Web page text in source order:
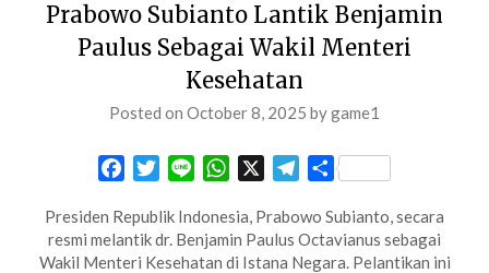
Prabowo Subianto Lantik Benjamin
Paulus Sebagai Wakil Menteri
Kesehatan
Posted on October 8, 2025 bygame1
FacebookTwitterLine WhatsApp Telegram
Share
Presiden Republik Indonesia, Prabowo Subianto, secara
resmi melantik dr. Benjamin Paulus Octavianus sebagai
Wakil Menteri Kesehatan di Istana Negara. Pelantikan ini